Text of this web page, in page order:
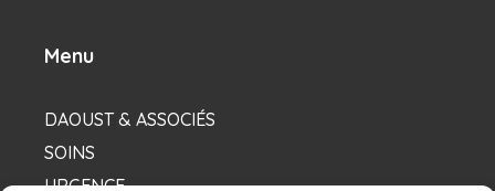
Menu
DAOUST & ASSOCIÉS
SOINS
URGENCE